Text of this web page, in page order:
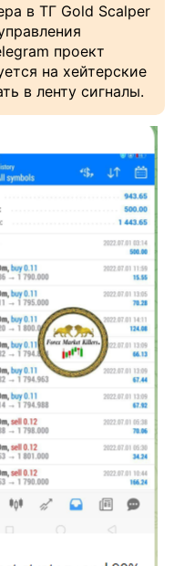
в ТГ Gold Scalper
проект
на хейтерские
в ленту сигналы.